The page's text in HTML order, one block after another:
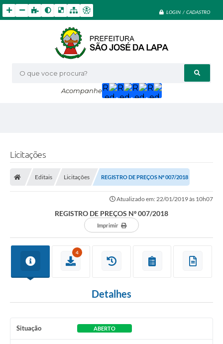
LOGIN / CADASTRO
O que voce procura?
Acompanhe
Licitações
Editais Licitações REGISTRO DE PREÇOS Nº 007/2018
Atualizado em: 22/01/2019 às 10h07
REGISTRO DE PREÇOS Nº 007/2018
Imprimir
4
Detalhes
Situação ABERTO